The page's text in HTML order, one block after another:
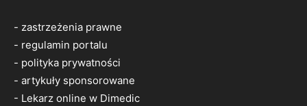
- zastrzeżenia prawne
- regulamin portalu
- polityka prywatności
- artykuły sponsorowane
- Lekarz online w Dimedic